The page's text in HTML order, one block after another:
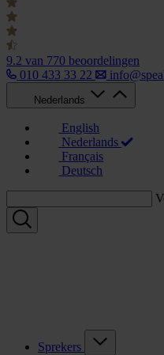
9.2 van 770 beoordelingen
010 433 33 22
Nederlands
English
Nederlands
Français
Deutsch
Sprekers